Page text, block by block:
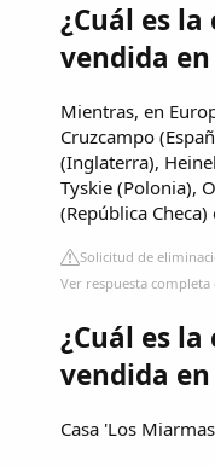
¿Cuál es
vendida
Mientras, en
Cruzcampo
(Inglaterra),
Tyskie (Polonia),
(República
Solicitud de
Ver respuesta completa
¿Cuál es
vendida
Casa 'Los